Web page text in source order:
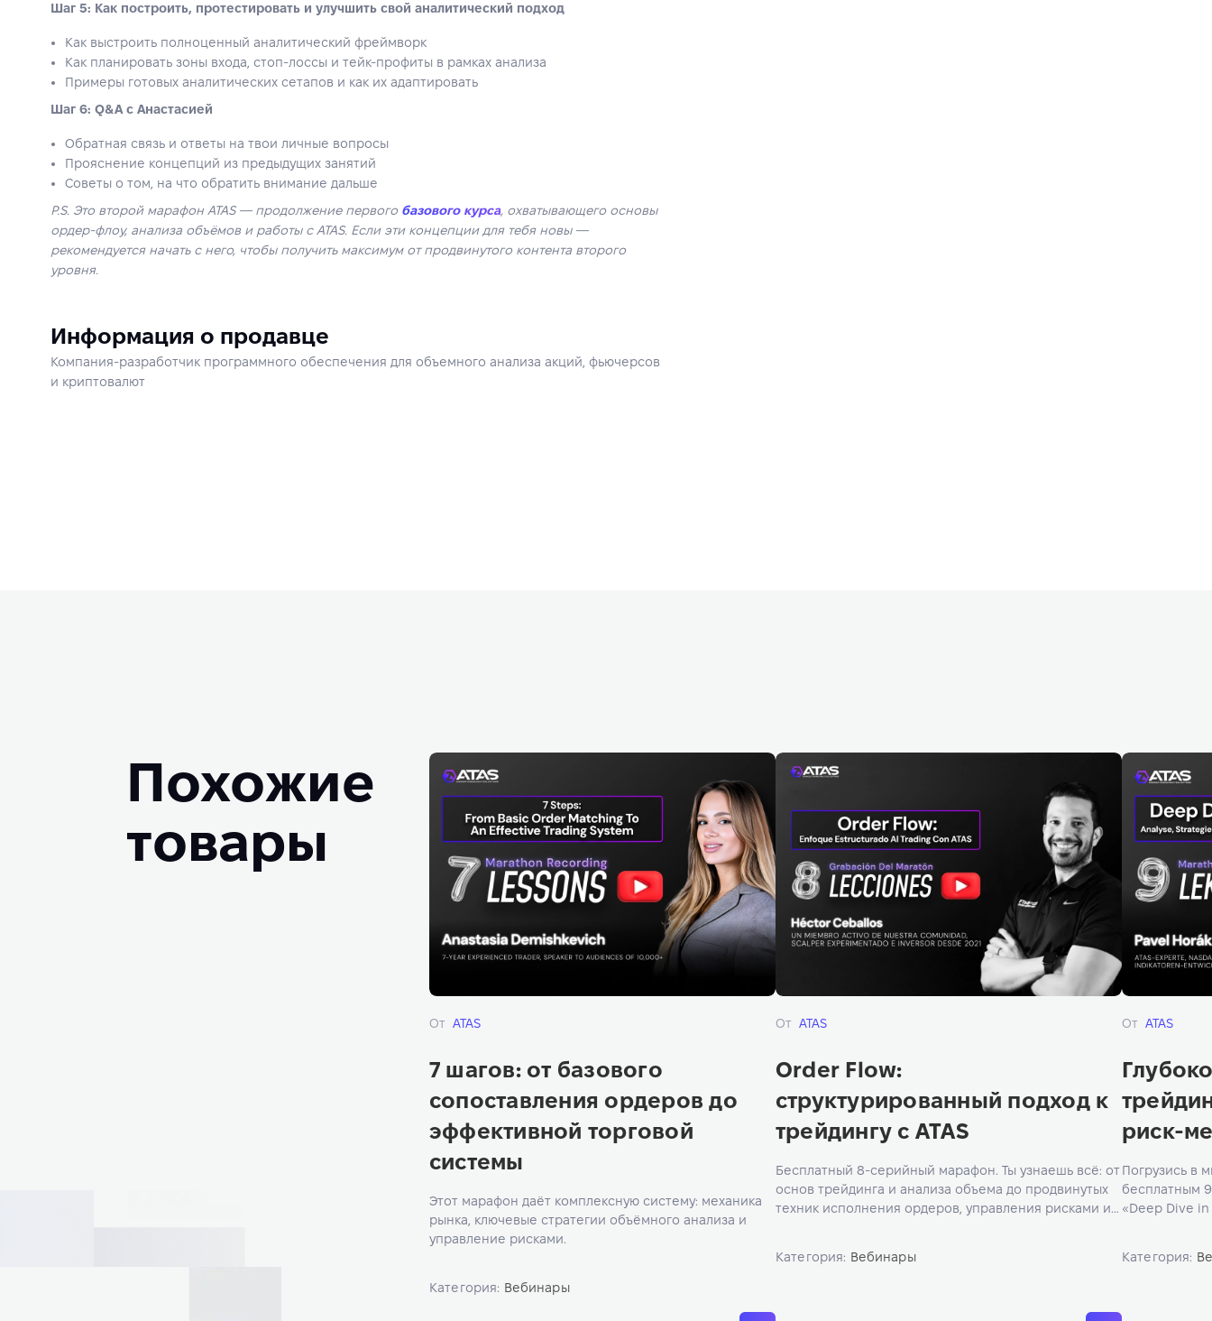
Шаг 5: Как построить, протестировать и улучшить свой аналитический подход
Как выстроить полноценный аналитический фреймворк
Как планировать зоны входа, стоп-лоссы и тейк-профиты в рамках анализа
Примеры готовых аналитических сетапов и как их адаптировать
Шаг 6: Q&A с Анастасией
Обратная связь и ответы на твои личные вопросы
Прояснение концепций из предыдущих занятий
Советы о том, на что обратить внимание дальше
P.S. Это второй марафон ATAS — продолжение первого базового курса, охватывающего основы
ордер-флоу, анализа объёмов и работы с ATAS. Если эти концепции для тебя новы —
рекомендуется начать с него, чтобы получить максимум от продвинутого контента второго
уровня.
Информация о продавце
Компания-разработчик программного обеспечения для объемного анализа акций, фьючерсов
и криптовалют
Похожие
товары
От ATAS
7 шагов: от базового
сопоставления ордеров до
эффективной торговой
системы
Этот марафон даёт комплексную систему: механика
рынка, ключевые стратегии объёмного анализа и
управление рисками.
Категория: Вебинары
От ATAS
Order Flow:
структурированный подход к
трейдингу с ATAS
Бесплатный 8-серийный марафон. Ты узнаешь всё: от
основ трейдинга и анализа объема до продвинутых
техник исполнения ордеров, управления рисками и
Категория: Вебинары
От ATAS
риск-
Погрузись в
бесплатным
«Deep Dive in
Категория: